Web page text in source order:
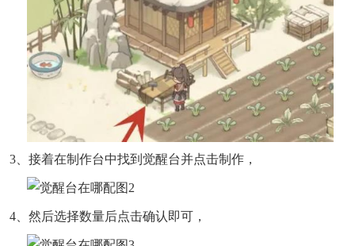
3、接着在制作台中找到觉醒台并点击制作，
4、然后选择数量后点击确认即可，